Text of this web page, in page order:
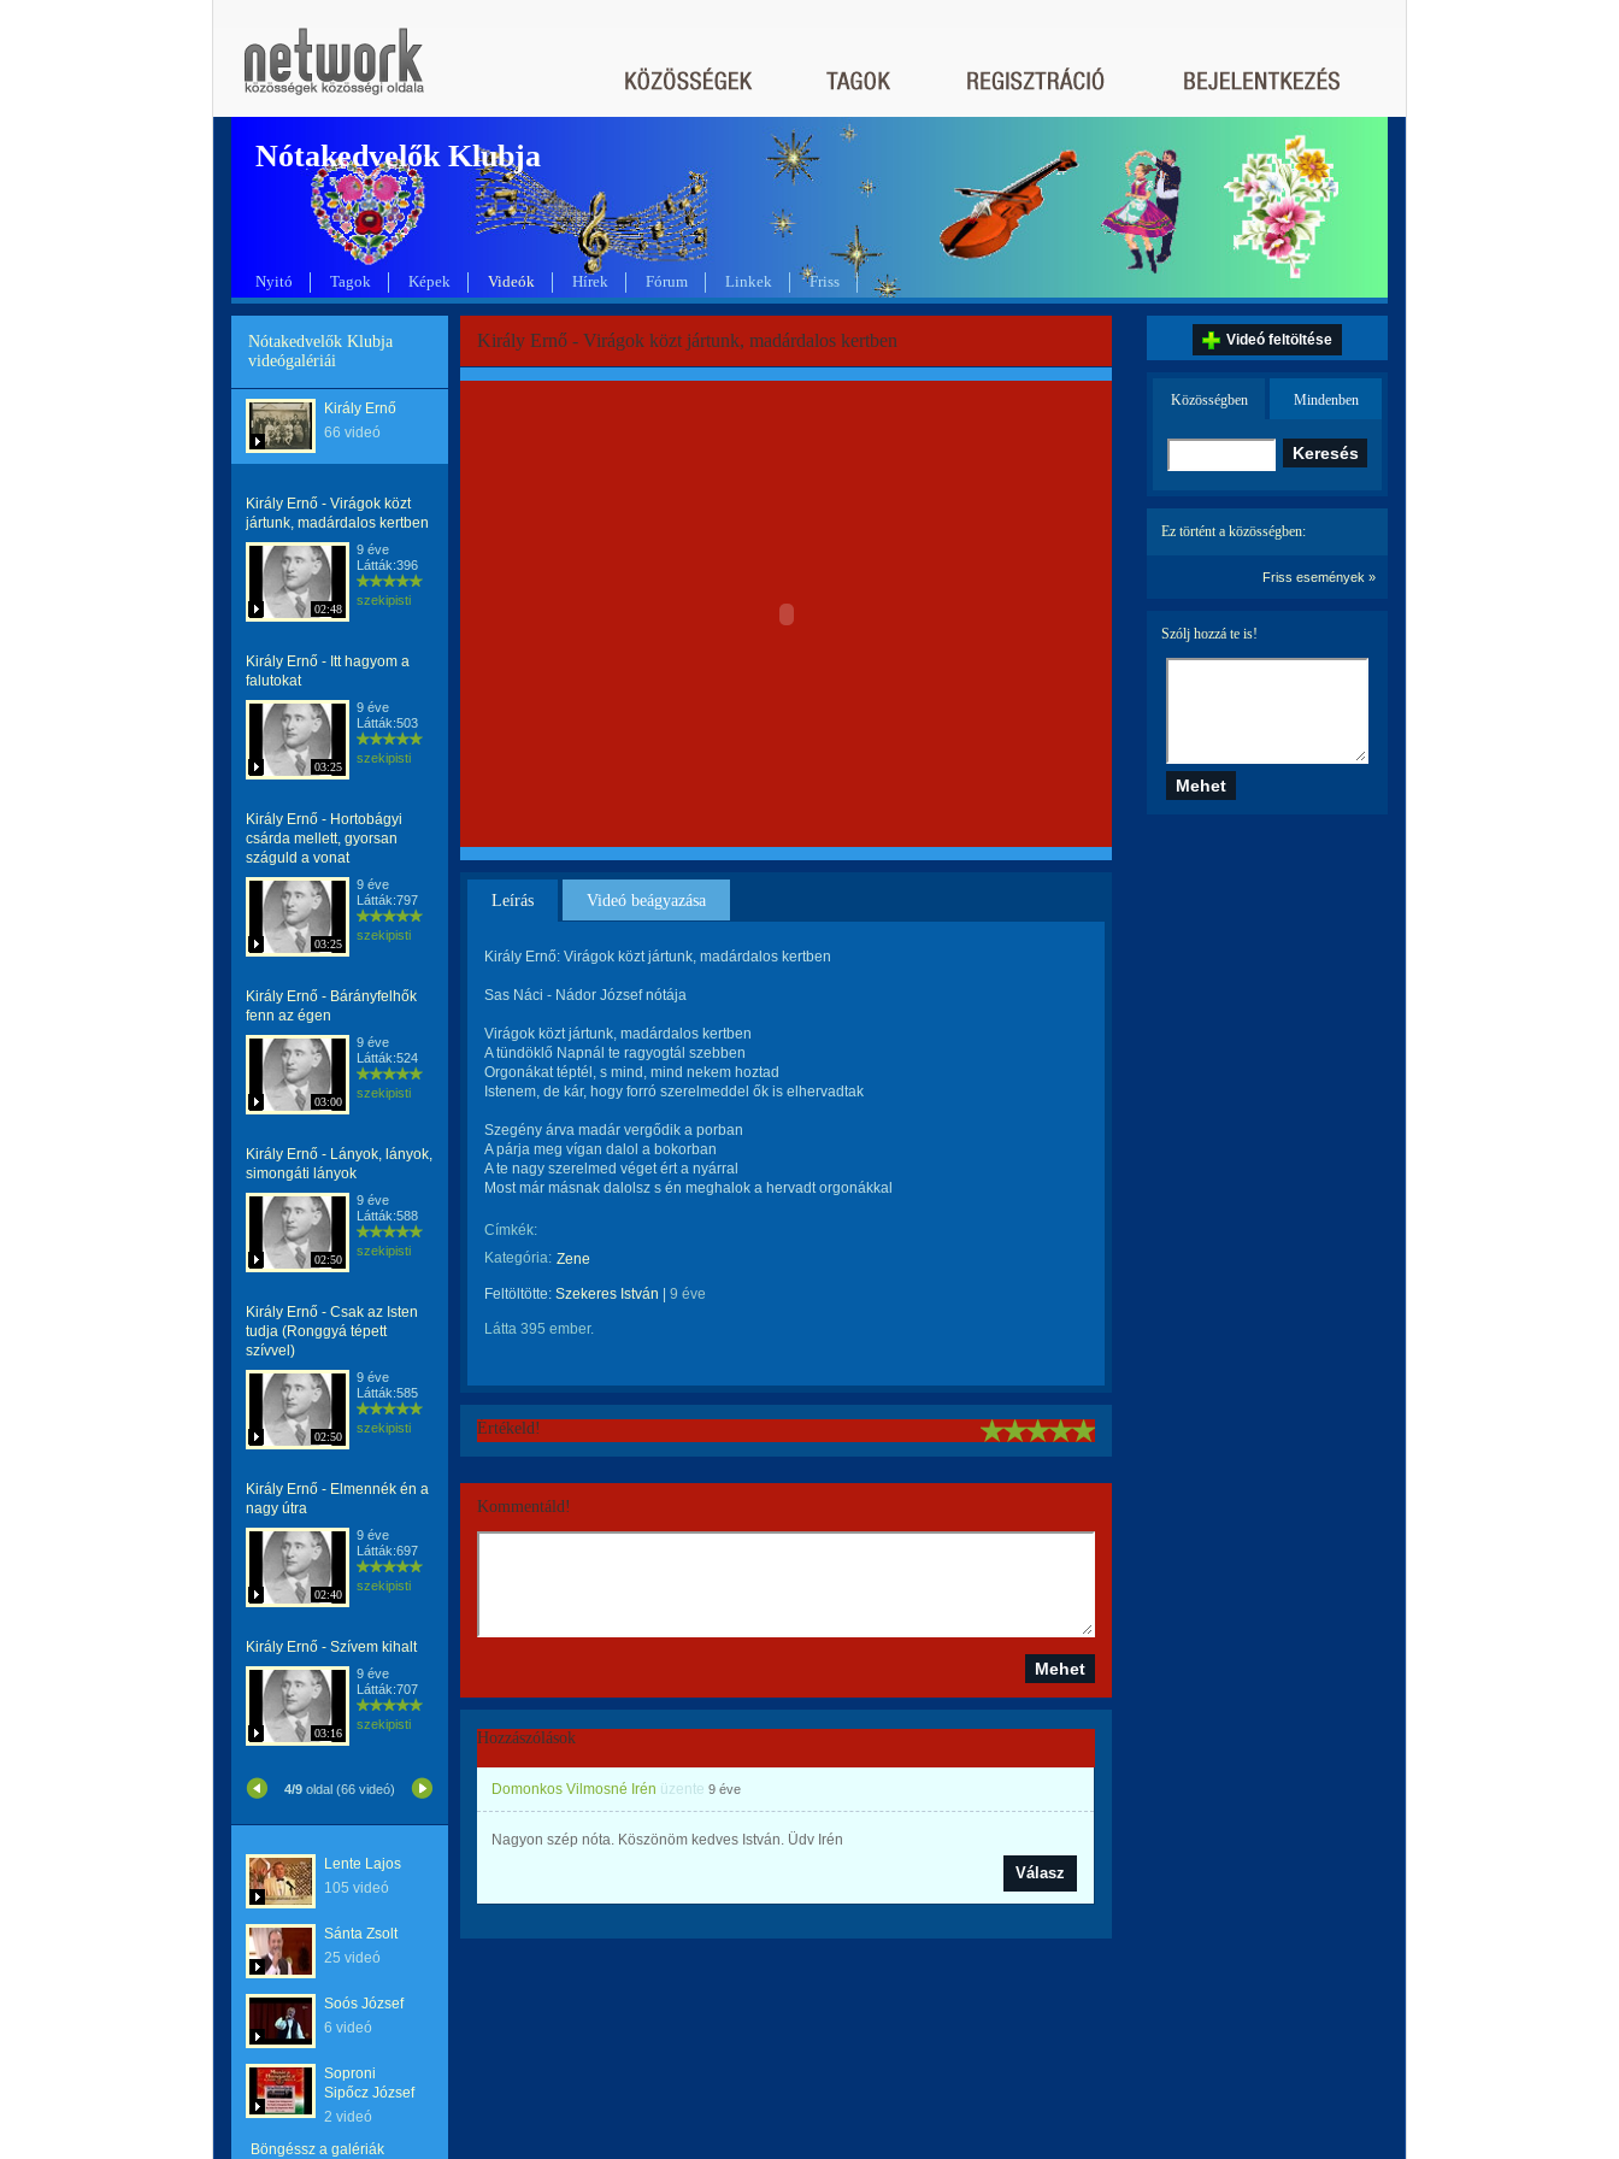
Nótakedvelők Klubja
Nyitó Tagok Képek Videók Hírek Fórum Linkek Friss
Nótakedvelők Klubja
videógalériái
Király Ernő
66 videó
Király Ernő - Virágok közt
jártunk, madárdalos kertben
02:48
9 éve
Látták:396
szekipisti
Király Ernő - Itt hagyom a
falutokat
03:25
9 éve
Látták:503
szekipisti
Király Ernő - Hortobágyi
csárda mellett, gyorsan
száguld a vonat
03:25
9 éve
Látták:797
szekipisti
Király Ernő - Bárányfelhők
fenn az égen
03:00
9 éve
Látták:524
szekipisti
Király Ernő - Lányok, lányok,
simongáti lányok
02:50
9 éve
Látták:588
szekipisti
Király Ernő - Csak az Isten
tudja (Ronggyá tépett
szívvel)
02:50
9 éve
Látták:585
szekipisti
Király Ernő - Elmennék én a
nagy útra
02:40
9 éve
Látták:697
szekipisti
Király Ernő - Szívem kihalt
03:16
9 éve
Látták:707
szekipisti
4/9 oldal (66 videó)
Lente Lajos
105 videó
Sánta Zsolt
25 videó
Soós József
6 videó
Soproni
Sipőcz József
2 videó
Böngéssz a galériák
Király Ernő - Virágok közt jártunk, madárdalos kertben
Leírás Videó beágyazása
Király Ernő: Virágok közt jártunk, madárdalos kertben
Sas Náci - Nádor József nótája
Virágok közt jártunk, madárdalos kertben
A tündöklő Napnál te ragyogtál szebben
Orgonákat téptél, s mind, mind nekem hoztad
Istenem, de kár, hogy forró szerelmeddel ők is elhervadtak
Szegény árva madár vergődik a porban
A párja meg vígan dalol a bokorban
A te nagy szerelmed véget ért a nyárral
Most már másnak dalolsz s én meghalok a hervadt orgonákkal
Címkék:
Kategória: Zene
Feltöltötte: Szekeres István 9 éve
Látta 395 ember.
Értékeld!
Kommentáld!
Hozzászólások
Domonkos Vilmosné Irén üzente 9 éve
Nagyon szép nóta. Köszönöm kedves István. Üdv Irén
Válasz
Videó feltöltése
Közösségben Mindenben
Ez történt a közösségben:
Friss események »
Szólj hozzá te is!